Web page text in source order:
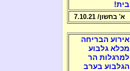
בית!
א' בחשון/ 7.10.21
אירוע הבריחה
מכלא גלבוע
למרגלות הר
הגלבוע בערב